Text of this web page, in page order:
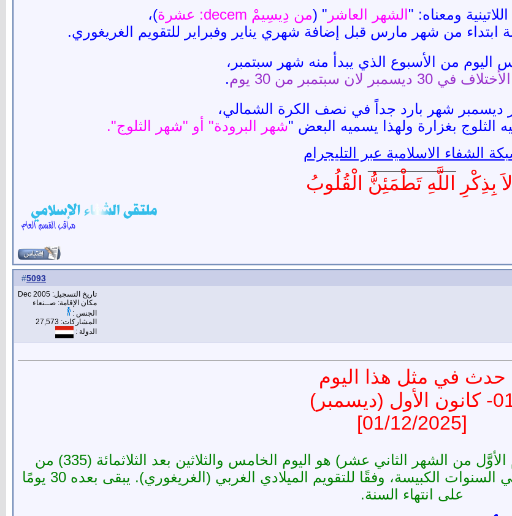
ومعناه: " الشهر العاشر " (من دِيسِيمْ decem: عشرة
)،
ابتداء من شهر مارس قبل إضافة شهري يناير وفبراير للتقويم الغريغوري.
اليوم من الأسبوع الذي يبدأ منه شهر سبتمبر،
لان سبتمبر من 30 يوم
.
ديسمبر شهر بارد جداً في نصف الكرة الشمالي،
الثلوج بغزارة ولهذا يسميه البعض "شهر البرودة" أو "شهر الثلوج".
الشفاء الاسلامية عبر التليجرام
__________________
أَلاَ بِذِكْرِ اللَّهِ تَطْمَئِنُّ الْقُلُوبُ
5093
تاريخ التسجيل: Dec 2005
مكان الإقامة: صــنعاء
الجنس :
المشاركات: 27,573
الدولة :
حدث في مثل هذا اليوم
- كانون الأول (ديسمبر)
[01/12/2025]
1 ديسمبر أو 1 كانون الأوَّل أو يوم 1 \ 12 (اليوم الأوَّل من الشهر الثاني عشر) هو اليوم الخامس والثلاثين بعد الثلاثمائة (335) من
السنة، أو السادس والثلاثين بعد الثلاثمائة (336) في السنوات الكبيسة، وفقًا للتقويم الميلادي الغربي (الغريغوري). يبقى بعده 30 يومًا
على انتهاء السنة.